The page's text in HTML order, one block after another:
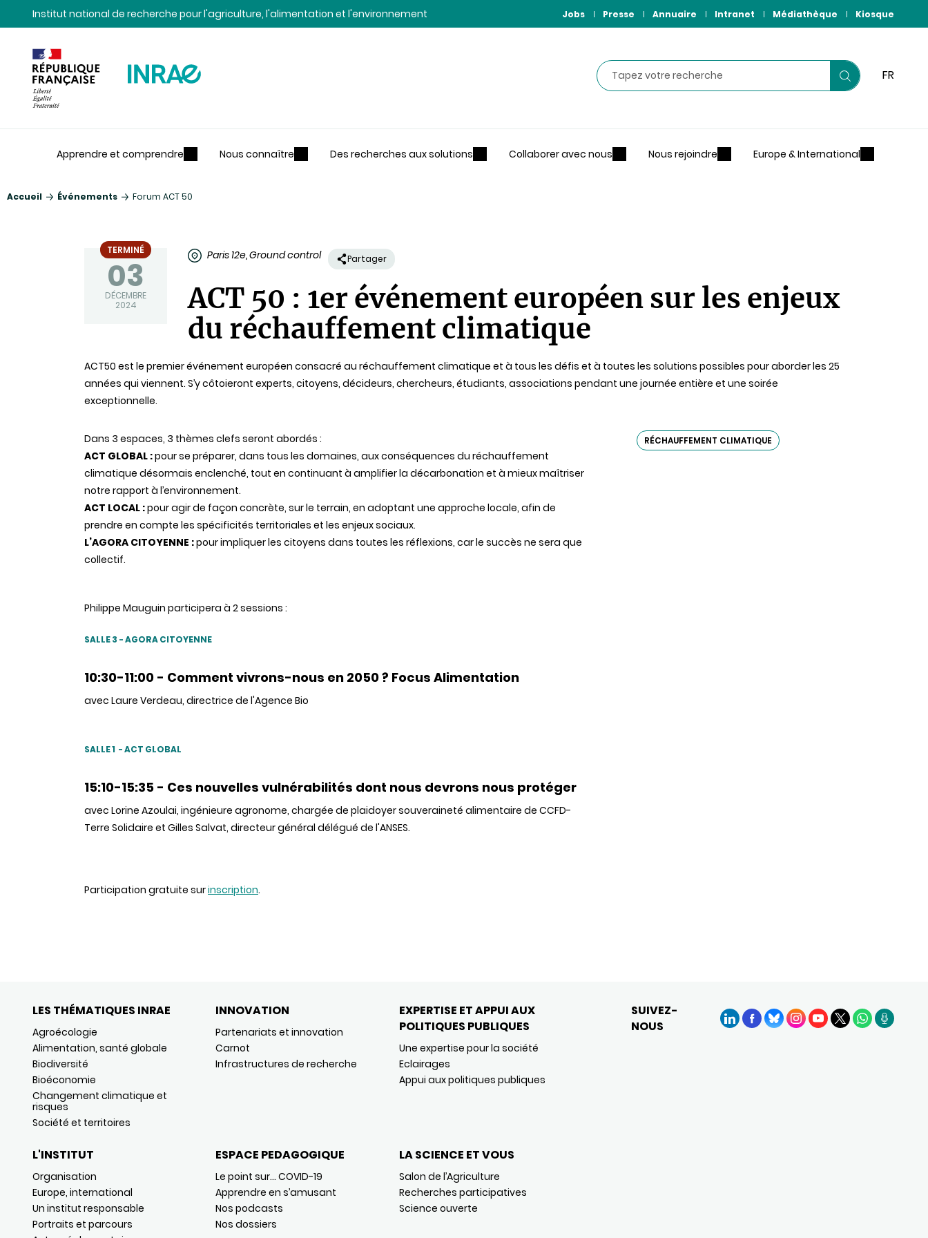
Contenu
Recherche
NavigationInstitut national de recherche pour l'agriculture, l'alimentation et l'environnement Jobs Presse Annuaire Intranet Médiathèque Kiosque
Rechercher
Lancer
FR
Apprendre et comprendre Nous connaître Des recherches aux solutions Collaborer avec nous Nous rejoindre Europe & International
Accueil Événements Forum ACT 50
03
DÉCEMBRE
2024
TERMINÉ Paris 12e, Ground control Partager
ACT 50 : 1er événement européen sur les enjeux
du réchauffement climatique
ACT50 est le premier événement européen consacré au réchauffement climatique et à tous les défis et à toutes les solutions possibles pour aborder les 25
années qui viennent. S’y côtoieront experts, citoyens, décideurs, chercheurs, étudiants, associations pendant une journée entière et une soirée
exceptionnelle.
Dans 3 espaces, 3 thèmes clefs seront abordés :
ACT GLOBAL :pour se préparer, dans tous les domaines, aux conséquences du réchauffement
climatique désormais enclenché, tout en continuant à amplifier la décarbonation et à mieux maîtriser
notre rapport à l’environnement.
ACT LOCAL :pour agir de façon concrète, sur le terrain, en adoptant une approche locale, afin de
prendre en compte les spécificités territoriales et les enjeux sociaux.
L’AGORA CITOYENNE :pour impliquer les citoyens dans toutes les réflexions, car le succès ne sera que
collectif.
Philippe Mauguin participera à 2 sessions :
SALLE 3 - AGORA CITOYENNE
10:30-11:00 - Comment vivrons-nous en 2050 ? Focus Alimentation
avec Laure Verdeau, directrice de l'Agence Bio
SALLE 1 - ACT GLOBAL
15:10-15:35 - Ces nouvelles vulnérabilités dont nous devrons nous protéger
avec Lorine Azoulai, ingénieure agronome, chargée de plaidoyer souveraineté alimentaire de CCFD-
Terre Solidaire et Gilles Salvat, directeur général délégué de l'ANSES.
Participation gratuite surinscription.
RÉCHAUFFEMENT CLIMATIQUE
LES THÉMATIQUES INRAE
Agroécologie
Alimentation, santé globale
Biodiversité
Bioéconomie
Changement climatique et
risques
Société et territoires
INNOVATION
Partenariats et innovation
Carnot
Infrastructures de recherche
EXPERTISE ET APPUI AUX
POLITIQUES PUBLIQUES
Une expertise pour la société
Eclairages
Appui aux politiques publiques
L'INSTITUT
Organisation
Europe, international
Un institut responsable
Portraits et parcours
ESPACE PEDAGOGIQUE
Le point sur… COVID-19
Apprendre en s’amusant
Nos podcasts
Nos dossiers
LA SCIENCE ET VOUS
Salon de l’Agriculture
Recherches participatives
Science ouverte
SUIVEZ-
NOUS
LinkedInFacebook
BlueSkyInstagram
YouTube
X WhatsApp
Podcasts